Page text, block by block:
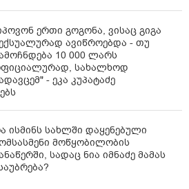
ერთი გოგონა, ვისაც გიგა
ავიწროებდა - თუ
10 000 ლარს
სახალხოდ
- ეკა კუპატაძე
ისმინს სახლში დაყენებული
მოწყობილობის
სადაც ნია იმნაძე მამას